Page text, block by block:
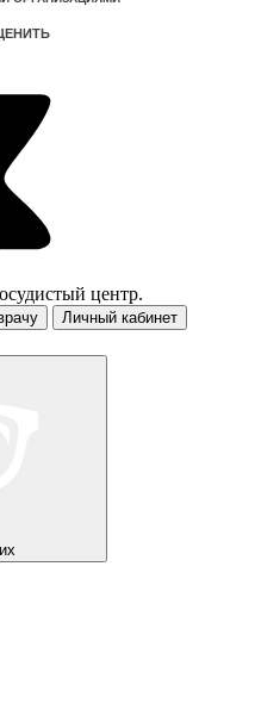
центр.
Личный кабинет